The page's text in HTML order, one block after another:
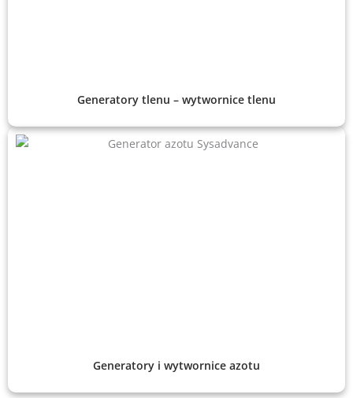
Generatory tlenu – wytwornice tlenu
Generatory i wytwornice azotu